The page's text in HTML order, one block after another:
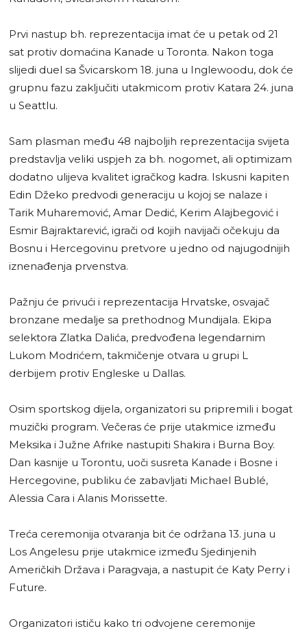
Prvi nastup bh. reprezentacija imat će u petak od 21
sat protiv domaćina Kanade u Toronta. Nakon toga
slijedi duel sa Švicarskom 18. juna u Inglewoodu, dok će
grupnu fazu zaključiti utakmicom protiv Katara 24. juna
u Seattlu.
Sam plasman među 48 najboljih reprezentacija svijeta
predstavlja veliki uspjeh za bh. nogomet, ali optimizam
dodatno ulijeva kvalitet igračkog kadra. Iskusni kapiten
Edin Džeko predvodi generaciju u kojoj se nalaze i
Tarik Muharemović, Amar Dedić, Kerim Alajbegović i
Esmir Bajraktarević, igrači od kojih navijači očekuju da
Bosnu i Hercegovinu pretvore u jedno od najugodnijih
iznenađenja prvenstva.
Pažnju će privući i reprezentacija Hrvatske, osvajač
bronzane medalje sa prethodnog Mundijala. Ekipa
selektora Zlatka Dalića, predvođena legendarnim
Lukom Modrićem, takmičenje otvara u grupi L
derbijem protiv Engleske u Dallas.
Osim sportskog dijela, organizatori su pripremili i bogat
muzički program. Večeras će prije utakmice između
Meksika i Južne Afrike nastupiti Shakira i Burna Boy.
Dan kasnije u Torontu, uoči susreta Kanade i Bosne i
Hercegovine, publiku će zabavljati Michael Bublé,
Alessia Cara i Alanis Morissette.
Treća ceremonija otvaranja bit će održana 13. juna u
Los Angelesu prije utakmice između Sjedinjenih
Američkih Država i Paragvaja, a nastupit će Katy Perry i
Future.
Organizatori ističu kako tri odvojene ceremonije